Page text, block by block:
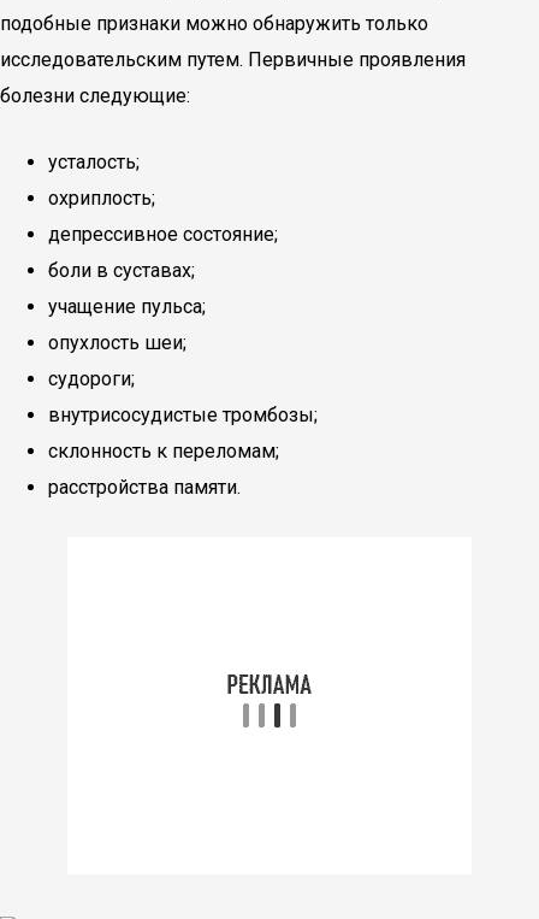
подобные признаки можно обнаружить только
исследовательским путем. Первичные проявления
болезни следующие:
усталость;
охриплость;
депрессивное состояние;
боли в суставах;
учащение пульса;
опухлость шеи;
судороги;
внутрисосудистые тромбозы;
склонность к переломам;
расстройства памяти.